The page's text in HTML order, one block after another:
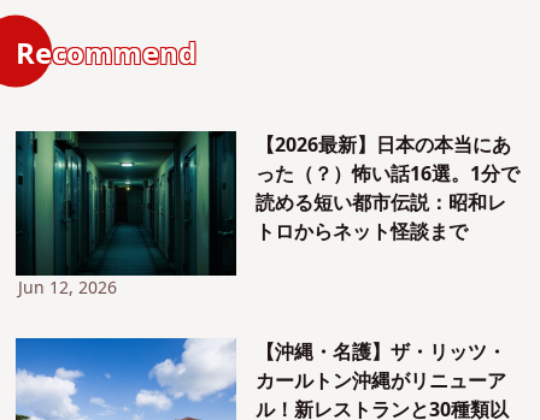
Recommend
【2026最新】日本の本当にあ
った（？）怖い話16選。1分で
読める短い都市伝説：昭和レ
トロからネット怪談まで
Jun 12, 2026
【沖縄・名護】ザ・リッツ・
カールトン沖縄がリニューア
ル！新レストランと30種類以